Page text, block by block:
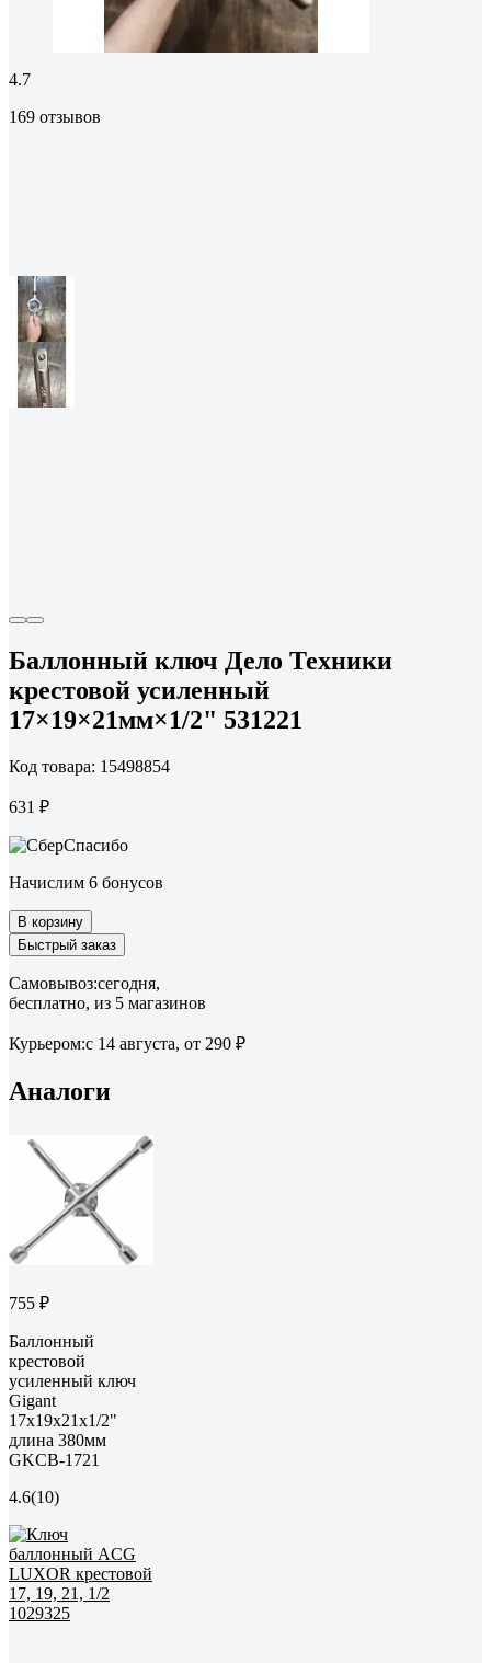
4.7
169 отзывов
Баллонный ключ Дело Техники
крестовой усиленный
17×19×21мм×1/2" 531221
Код товара: 15498854
631 ₽
Начислим 6 бонусов
В корзину
Быстрый заказ
Самовывоз:сегодня,
бесплатно, из 5 магазинов
Курьером:c 14 августа, от 290 ₽
Аналоги
755 ₽
Баллонный
крестовой
усиленный ключ
Gigant
17x19x21x1/2"
длина 380мм
GKCB-1721
4.6(10)